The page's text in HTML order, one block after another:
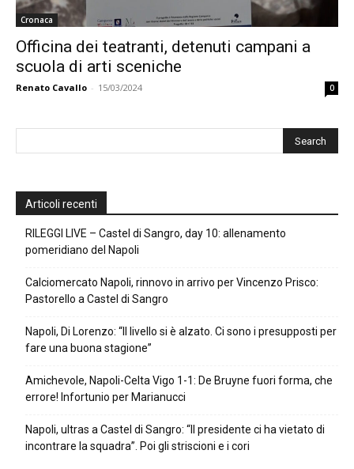
Cronaca
Officina dei teatranti, detenuti campani a
scuola di arti sceniche
Renato Cavallo - 15/03/2024 0
Articoli recenti
RILEGGI LIVE – Castel di Sangro, day 10: allenamento
pomeridiano del Napoli
Calciomercato Napoli, rinnovo in arrivo per Vincenzo Prisco:
Pastorello a Castel di Sangro
Napoli, Di Lorenzo: “Il livello si è alzato. Ci sono i presupposti per
fare una buona stagione”
Amichevole, Napoli-Celta Vigo 1-1: De Bruyne fuori forma, che
errore! Infortunio per Marianucci
Napoli, ultras a Castel di Sangro: “Il presidente ci ha vietato di
incontrare la squadra”. Poi gli striscioni e i cori